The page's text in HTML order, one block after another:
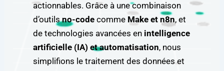
actionnables. Grâce à une combinaison
d’outilsno-code comme Make et n8n, et
de technologies avancées en intelligence
artificielle (IA) et automatisation, nous
simplifions le traitement des données et